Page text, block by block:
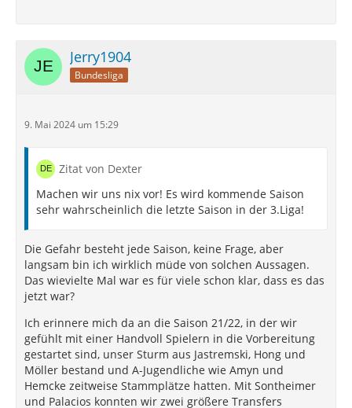
Jerry1904
Bundesliga
9. Mai 2024 um 15:29
Zitat von Dexter
Machen wir uns nix vor! Es wird kommende Saison
sehr wahrscheinlich die letzte Saison in der 3.Liga!
Die Gefahr besteht jede Saison, keine Frage, aber
langsam bin ich wirklich müde von solchen Aussagen.
Das wievielte Mal war es für viele schon klar, dass es das
jetzt war?
Ich erinnere mich da an die Saison 21/22, in der wir
gefühlt mit einer Handvoll Spielern in die Vorbereitung
gestartet sind, unser Sturm aus Jastremski, Hong und
Möller bestand und A-Jugendliche wie Amyn und
Hemcke zeitweise Stammplätze hatten. Mit Sontheimer
und Palacios konnten wir zwei größere Transfers